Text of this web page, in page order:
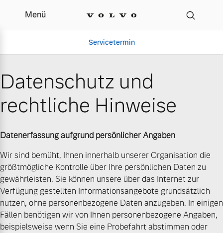
Datenschutz | August
Menü
Servicetermin
Aktuelle Zubehörangebote
Gebrauchtwagen
Über uns
Unser Team
Datenschutz und
rechtliche Hinweise
Datenerfassung aufgrund persönlicher Angaben
Wir sind bemüht, Ihnen innerhalb unserer Organisation die
größtmögliche Kontrolle über Ihre persönlichen Daten zu
gewährleisten. Sie können unsere über das Internet zur
Verfügung gestellten Informationsangebote grundsätzlich
nutzen, ohne personenbezogene Daten anzugeben. In einigen
Fällen benötigen wir von Ihnen personenbezogene Angaben,
beispielsweise wenn Sie eine Probefahrt abstimmen oder